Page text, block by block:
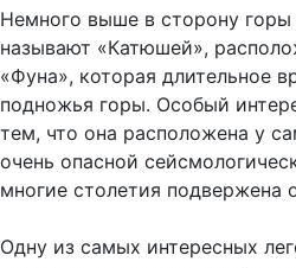
Немного выше в сторону
называют «Катюшей»,
«Фуна», которая длительное
подножья горы. Особый
тем, что она расположена у
очень опасной
многие столетия подвержена
Одну из самых интересных